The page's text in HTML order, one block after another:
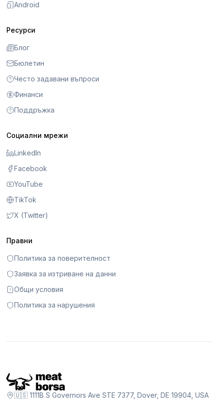
Android
Ресурси
Блог
Бюлетин
Често задавани въпроси
Финанси
Поддръжка
Социални мрежи
LinkedIn
Facebook
YouTube
TikTok
X (Twitter)
Правни
Политика за поверителност
Заявка за изтриване на данни
Общи условия
Политика за нарушения
🇺🇸 1111B S Governors Ave STE 7377, Dover, DE 19904, USA